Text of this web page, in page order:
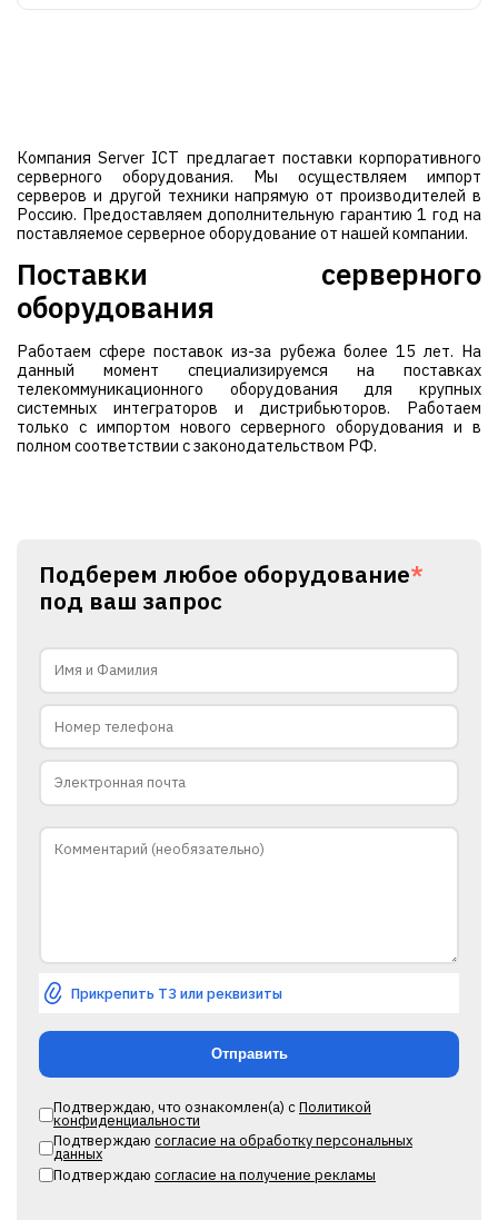
Компания Server ICT предлагает поставки корпоративного
серверного оборудования. Мы осуществляем импорт
серверов и другой техники напрямую от производителей в
Россию. Предоставляем дополнительную гарантию 1 год на
поставляемое серверное оборудование от нашей компании.
Поставки серверного
оборудования
Работаем сфере поставок из-за рубежа более 15 лет. На
данный момент специализируемся на поставках
телекоммуникационного оборудования для крупных
системных интеграторов и дистрибьюторов. Работаем
только с импортом нового серверного оборудования и в
полном соответствии с законодательством РФ.
Подберем любое оборудование*
под ваш запрос
Прикрепить ТЗ или реквизиты
Подтверждаю, что ознакомлен(а) сПолитикой
конфиденциальности
Подтверждаю согласие на обработку персональных
данных
Подтверждаю согласие на получение рекламы